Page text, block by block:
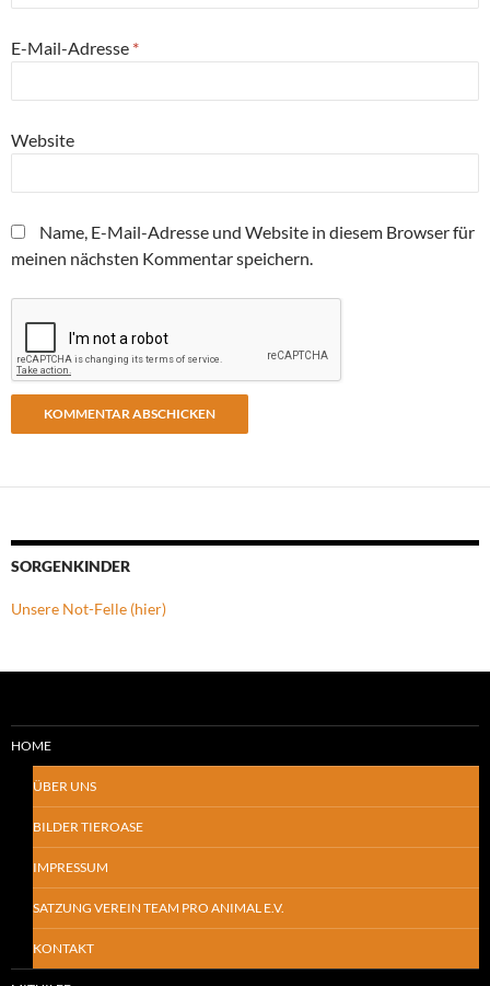
E-Mail-Adresse *
Website
Name, E-Mail-Adresse und Website in diesem Browser für
meinen nächsten Kommentar speichern.
SORGENKINDER
Unsere Not-Felle (hier)
HOME
ÜBER UNS
BILDER TIEROASE
IMPRESSUM
SATZUNG VEREIN TEAM PRO ANIMAL E.V.
KONTAKT